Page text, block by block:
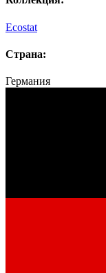
Ecostat
Страна:
Германия